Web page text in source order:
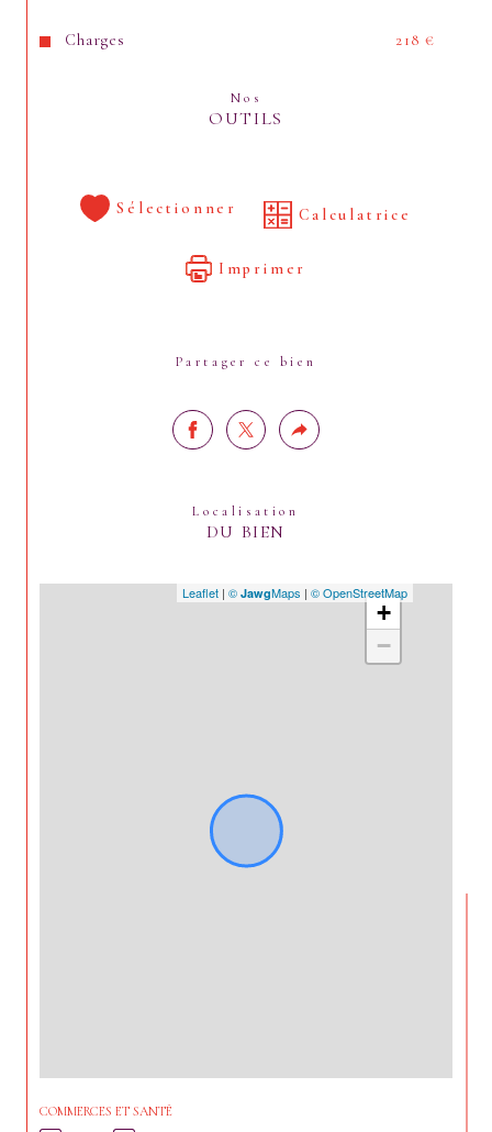
Charges 218 €
Nos
OUTILS
Sélectionner Calculatrice
Imprimer
Partager ce bien
Localisation
DU BIEN
+
−
Leaflet | © JawgMaps | © OpenStreetMap
COMMERCES ET SANTÉ